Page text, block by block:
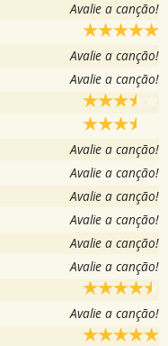
Avalie a canção!
Avalie a canção!
Avalie a canção!
Avalie a canção!
Avalie a canção!
Avalie a canção!
Avalie a canção!
Avalie a canção!
Avalie a canção!
Avalie a canção!